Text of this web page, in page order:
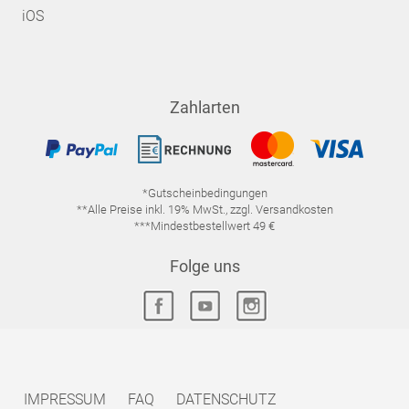
iOS
Zahlarten
*Gutscheinbedingungen
**Alle Preise inkl. 19% MwSt., zzgl. Versandkosten
***Mindestbestellwert 49 €
Folge uns
IMPRESSUM FAQ DATENSCHUTZ